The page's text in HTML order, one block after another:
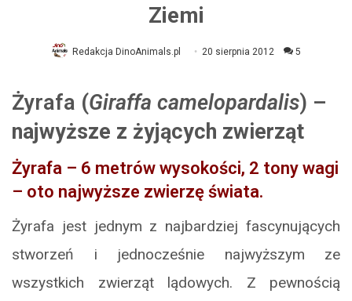
Ziemi
Redakcja DinoAnimals.pl 20 sierpnia 2012 5
Żyrafa (Giraffa camelopardalis) –
najwyższe z żyjących zwierząt
Żyrafa – 6 metrów wysokości, 2 tony wagi
– oto najwyższe zwierzę świata.
Żyrafa jest jednym z najbardziej fascynujących
stworzeń i jednocześnie najwyższym ze
wszystkich zwierząt lądowych. Z pewnością